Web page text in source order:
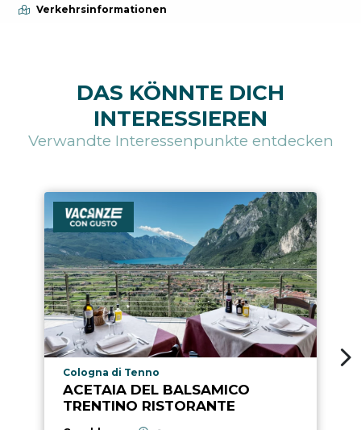
Verkehrsinformationen
DAS KÖNNTE DICH
INTERESSIEREN
Verwandte Interessenpunkte entdecken
aria.poi_location_prefix
Cologna di Tenno
ACETAIA DEL BALSAMICO
TRENTINO RISTORANTE